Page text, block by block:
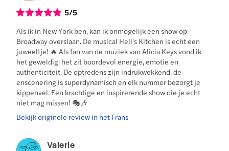
5/5
Als ik in New York ben, kan ik onmogelijk een show op
Broadway overslaan. De musical Hell's Kitchen is echt een
juweeltje! 🔥 Als fan van de muziek van Alicia Keys vond ik
het geweldig: het zit boordevol energie, emotie en
authenticiteit. De optredens zijn indrukwekkend, de
enscenering is superdynamisch en elk nummer bezorgt je
kippenvel. Een krachtige en inspirerende show die je echt
niet mag missen! 🎭🎶
Bekijk originele review in het Frans
Valerie